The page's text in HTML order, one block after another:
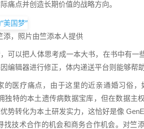
痛点并创造长期价值的战略方向。
添，照片由竺添本人提供
可以把人体思考成一本大书，在书中有
编辑器进行修正，体内递送平台则能够帮
的医疗痛点，由于这里的近亲通婚习俗
独特的本土遗传病数据宝库，但在数据主
势转化为本土研发实力，这恰好是像
技术合作的机会和商务合作机会。对竺